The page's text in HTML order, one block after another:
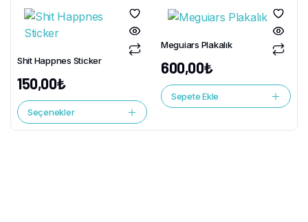
Shit Happnes Sticker
150,00₺
Seçenekler
Meguiars Plakalık
600,00₺
Sepete Ekle